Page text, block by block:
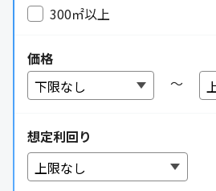
300㎡以上
価格
～
想定利回り
Webで公開できない